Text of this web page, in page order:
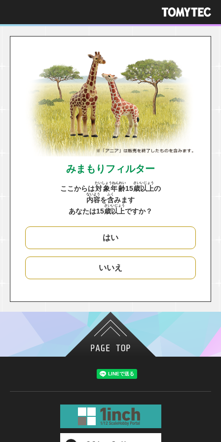
みまもりフィルター
ここからは対象年齢
たいしょうねんれい
15歳
さい
以上
いじょう
の
内容
ないよう
を含
ふく
みます
あなたは15歳
さい
以上
いじょう
ですか？
はい
いいえ